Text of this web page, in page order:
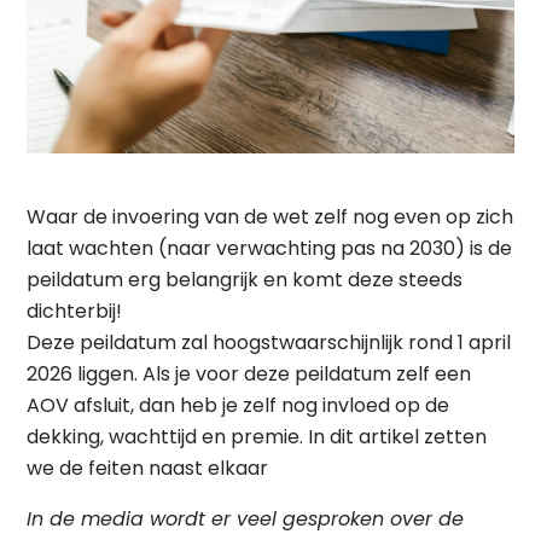
Waar de invoering van de wet zelf nog even op zich
laat wachten (naar verwachting pas na 2030) is de
peildatum erg belangrijk en komt deze steeds
dichterbij!
Deze peildatum zal hoogstwaarschijnlijk rond 1 april
2026 liggen. Als je voor deze peildatum zelf een
AOV afsluit, dan heb je zelf nog invloed op de
dekking, wachttijd en premie. In dit artikel zetten
we de feiten naast elkaar
In de media wordt er veel gesproken over de